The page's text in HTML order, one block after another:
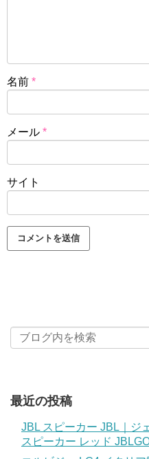
名前 *
メール *
サイト
最近の投稿
JBL スピーカー JBL｜ジ
スピーカー レッド